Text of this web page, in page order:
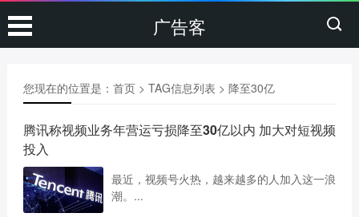
广告客
您现在的位置是： 首页> TAG信息列表 > 降至30亿
腾讯称视频业务年营运亏损降至30亿以内 加大对短视频
投入
最近，视频号火热，越来越多的人加入这一浪
潮。...